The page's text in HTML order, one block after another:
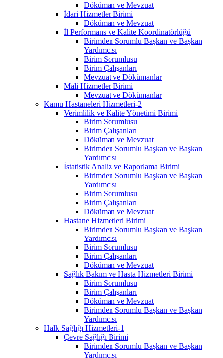
Döküman ve Mevzuat
İdari Hizmetler Birimi
Döküman ve Mevzuat
İl Performans ve Kalite Koordinatörlüğü
Birimden Sorumlu Başkan ve Başkan
Yardımcısı
Birim Sorumlusu
Birim Çalışanları
Mevzuat ve Dökümanlar
Mali Hizmetler Birimi
Mevzuat ve Dökümanlar
Kamu Hastaneleri Hizmetleri-2
Verimlilik ve Kalite Yönetimi Birimi
Birim Sorumlusu
Birim Çalışanları
Döküman ve Mevzuat
Birimden Sorumlu Başkan ve Başkan
Yardımcısı
İstatistik Analiz ve Raporlama Birimi
Birimden Sorumlu Başkan ve Başkan
Yardımcısı
Birim Sorumlusu
Birim Çalışanları
Döküman ve Mevzuat
Hastane Hizmetleri Birimi
Birimden Sorumlu Başkan ve Başkan
Yardımcısı
Birim Sorumlusu
Birim Çalışanları
Döküman ve Mevzuat
Sağlık Bakım ve Hasta Hizmetleri Birimi
Birim Sorumlusu
Birim Çalışanları
Döküman ve Mevzuat
Birimden Sorumlu Başkan ve Başkan
Yardımcısı
Halk Sağlığı Hizmetleri-1
Çevre Sağlığı Birimi
Birimden Sorumlu Başkan ve Başkan
Yardımcısı